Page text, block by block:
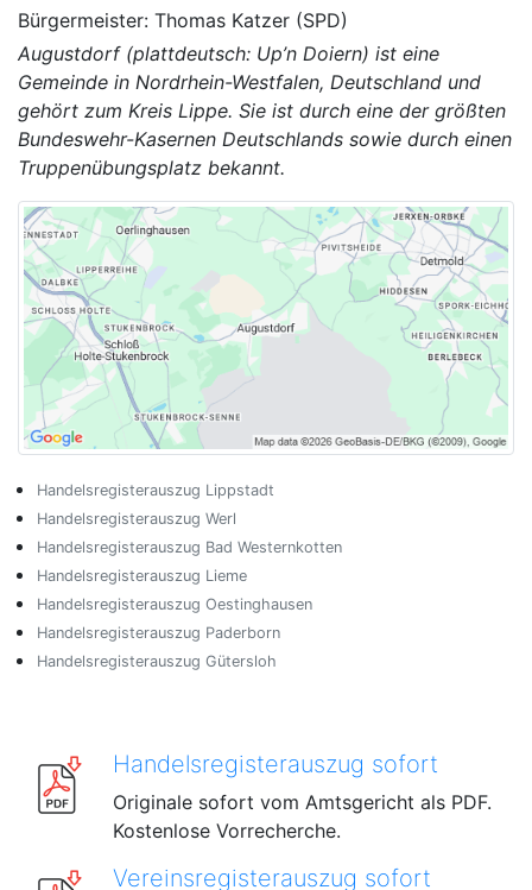
Bürgermeister: Thomas Katzer (SPD)
Augustdorf (plattdeutsch: Up’n Doiern) ist eine
Gemeinde in Nordrhein-Westfalen, Deutschland und
gehört zum Kreis Lippe. Sie ist durch eine der größten
Bundeswehr-Kasernen Deutschlands sowie durch einen
Truppenübungsplatz bekannt.
Handelsregisterauszug Lippstadt
Handelsregisterauszug Werl
Handelsregisterauszug Bad Westernkotten
Handelsregisterauszug Lieme
Handelsregisterauszug Oestinghausen
Handelsregisterauszug Paderborn
Handelsregisterauszug Gütersloh
Handelsregisterauszug sofort
Originale sofort vom Amtsgericht als PDF.
Kostenlose Vorrecherche.
Vereinsregisterauszug sofort